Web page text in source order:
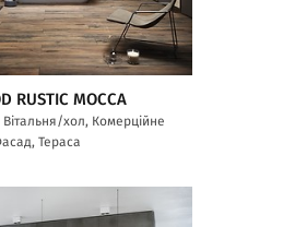
RUSTIC MOCCA
Вітальня/хол, Комерційне
Тераса